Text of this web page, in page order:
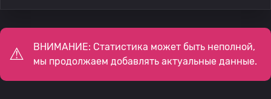
ВНИМАНИЕ: Статистика может быть неполной,
мы продолжаем добавлять актуальные данные.